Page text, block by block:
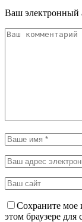
Ваш электронный
Сохраните мое
этом браузере